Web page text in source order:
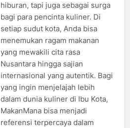
hiburan, tapi juga sebagai surga
bagi para pencinta kuliner. Di
setiap sudut kota, Anda bisa
menemukan ragam makanan
yang mewakili cita rasa
Nusantara hingga sajian
internasional yang autentik. Bagi
yang ingin menjelajah lebih
dalam dunia kuliner di Ibu Kota,
MakanMana bisa menjadi
referensi terpercaya dalam